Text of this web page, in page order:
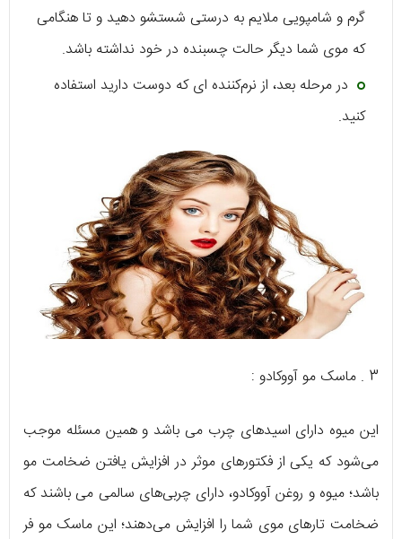
گرم و شامپویی ملایم به درستی شستشو دهید و تا هنگامی
که موی شما دیگر حالت چسبنده در خود نداشته باشد.
در مرحله بعد، از نرم‌کننده ای که دوست دارید استفاده
کنید.
3 . ماسک مو آووکادو :
این میوه دارای اسیدهای چرب می باشد و همین مسئله موجب
می‌شود که یکی از فکتورهای موثر در افزایش یافتن ضخامت مو
باشد؛ میوه و روغن آووکادو، دارای چربی‌های سالمی می باشند که
ضخامت تارهای موی شما را افزایش می‌دهند؛ این ماسک مو فر